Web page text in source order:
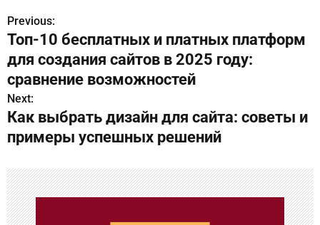
Н
а
в
и
г
ц
и
Previous:
Топ-10 бесплатных и платных платформ
для создания сайтов в 2025 году:
сравнение возможностей
Next:
Как выбрать дизайн для сайта: советы и
примеры успешных решений